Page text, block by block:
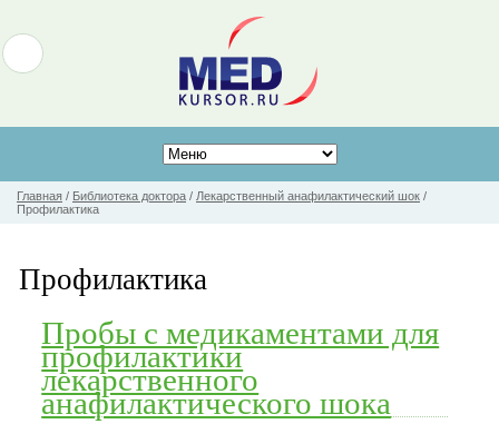
Главная / Библиотека доктора / Лекарственный анафилактический шок /
Профилактика
Профилактика
Пробы с медикаментами для
профилактики
лекарственного
анафилактического шока